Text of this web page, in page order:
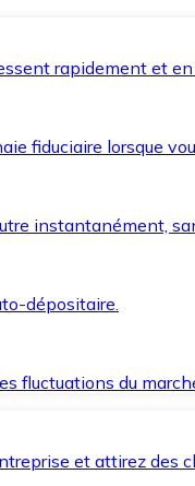
rapidement et en
fiduciaire lorsque
instantanément,
dépositaire.
fluctuations du
et attirez des